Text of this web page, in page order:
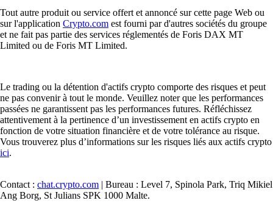
Tout autre produit ou service offert et annoncé sur cette page Web ou
sur l'application Crypto.com est fourni par d'autres sociétés du groupe
et ne fait pas partie des services réglementés de Foris DAX MT
Limited ou de Foris MT Limited.
Le trading ou la détention d'actifs crypto comporte des risques et peut
ne pas convenir à tout le monde. Veuillez noter que les performances
passées ne garantissent pas les performances futures. Réfléchissez
attentivement à la pertinence d’un investissement en actifs crypto en
fonction de votre situation financière et de votre tolérance au risque.
Vous trouverez plus d’informations sur les risques liés aux actifs crypto
ici.
Contact : chat.crypto.com | Bureau : Level 7, Spinola Park, Triq Mikiel
Ang Borg, St Julians SPK 1000 Malte.